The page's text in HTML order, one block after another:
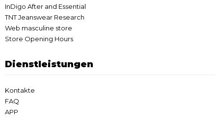
InDigo After and Essential
TNT Jeanswear Research
Web masculine store
Store Opening Hours
Dienstleistungen
Kontakte
FAQ
APP